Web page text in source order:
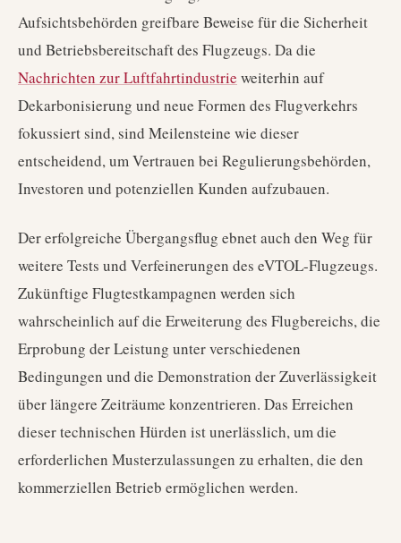
Aufsichtsbehörden greifbare Beweise für die Sicherheit
und Betriebsbereitschaft des Flugzeugs. Da die
Nachrichten zur Luftfahrtindustrie weiterhin auf
Dekarbonisierung und neue Formen des Flugverkehrs
fokussiert sind, sind Meilensteine wie dieser
entscheidend, um Vertrauen bei Regulierungsbehörden,
Investoren und potenziellen Kunden aufzubauen.
Der erfolgreiche Übergangsflug ebnet auch den Weg für
weitere Tests und Verfeinerungen des eVTOL-Flugzeugs.
Zukünftige Flugtestkampagnen werden sich
wahrscheinlich auf die Erweiterung des Flugbereichs, die
Erprobung der Leistung unter verschiedenen
Bedingungen und die Demonstration der Zuverlässigkeit
über längere Zeiträume konzentrieren. Das Erreichen
dieser technischen Hürden ist unerlässlich, um die
erforderlichen Musterzulassungen zu erhalten, die den
kommerziellen Betrieb ermöglichen werden.